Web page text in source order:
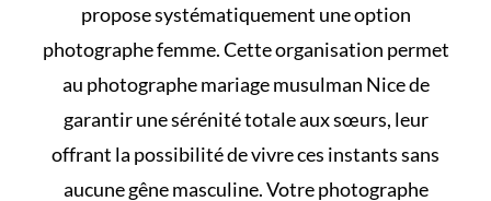
propose systématiquement une option
photographe femme. Cette organisation permet
au photographe mariage musulman Nice de
garantir une sérénité totale aux sœurs, leur
offrant la possibilité de vivre ces instants sans
aucune gêne masculine. Votre photographe